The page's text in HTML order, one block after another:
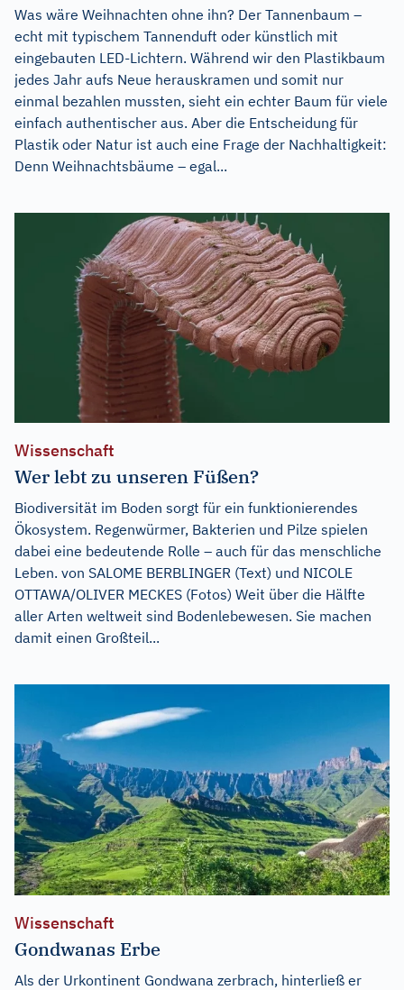
Was wäre Weihnachten ohne ihn? Der Tannenbaum –
echt mit typischem Tannenduft oder künstlich mit
eingebauten LED-Lichtern. Während wir den Plastikbaum
jedes Jahr aufs Neue herauskramen und somit nur
einmal bezahlen mussten, sieht ein echter Baum für viele
einfach authentischer aus. Aber die Entscheidung für
Plastik oder Natur ist auch eine Frage der Nachhaltigkeit:
Denn Weihnachtsbäume – egal...
Wissenschaft
Wer lebt zu unseren Füßen?
Biodiversität im Boden sorgt für ein funktionierendes
Ökosystem. Regenwürmer, Bakterien und Pilze spielen
dabei eine bedeutende Rolle – auch für das menschliche
Leben. von SALOME BERBLINGER (Text) und NICOLE
OTTAWA/OLIVER MECKES (Fotos) Weit über die Hälfte
aller Arten weltweit sind Bodenlebewesen. Sie machen
damit einen Großteil...
Wissenschaft
Gondwanas Erbe
Als der Urkontinent Gondwana zerbrach, hinterließ er